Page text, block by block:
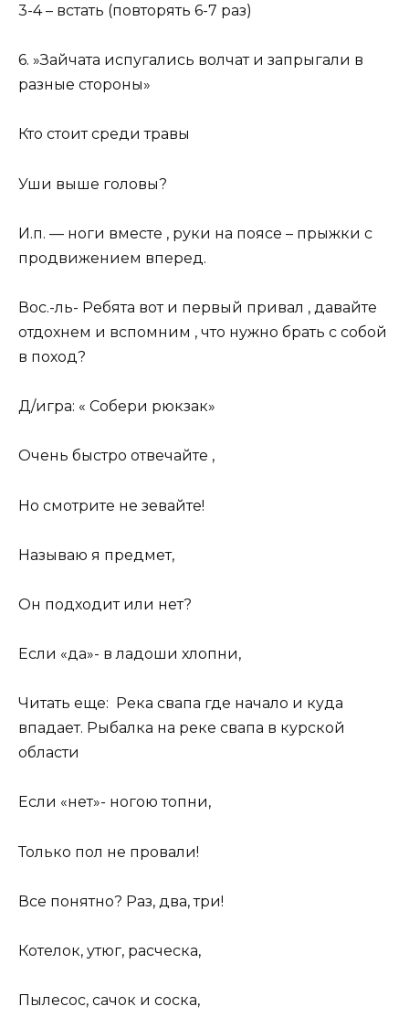
3-4 – встать (повторять 6-7 раз)
6. »Зайчата испугались волчат и запрыгали в
разные стороны»
Кто стоит среди травы
Уши выше головы?
И.п. — ноги вместе , руки на поясе – прыжки с
продвижением вперед.
Вос.-ль- Ребята вот и первый привал , давайте
отдохнем и вспомним , что нужно брать с собой
в поход?
Д/игра: « Собери рюкзак»
Очень быстро отвечайте ,
Но смотрите не зевайте!
Называю я предмет,
Он подходит или нет?
Если «да»- в ладоши хлопни,
Читать еще: Река свапа где начало и куда
впадает. Рыбалка на реке свапа в курской
области
Если «нет»- ногою топни,
Только пол не провали!
Все понятно? Раз, два, три!
Котелок, утюг, расческа,
Пылесос, сачок и соска,